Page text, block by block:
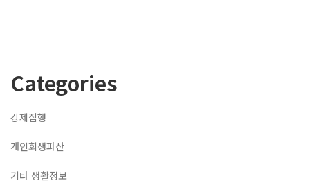
Categories
강제집행
개인회생파산
기타 생활정보